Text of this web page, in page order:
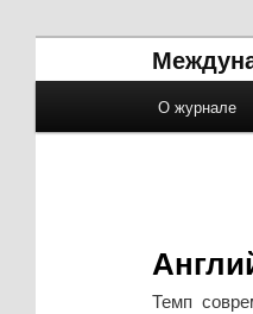
Skip to
Skip to
О журнале
Темп